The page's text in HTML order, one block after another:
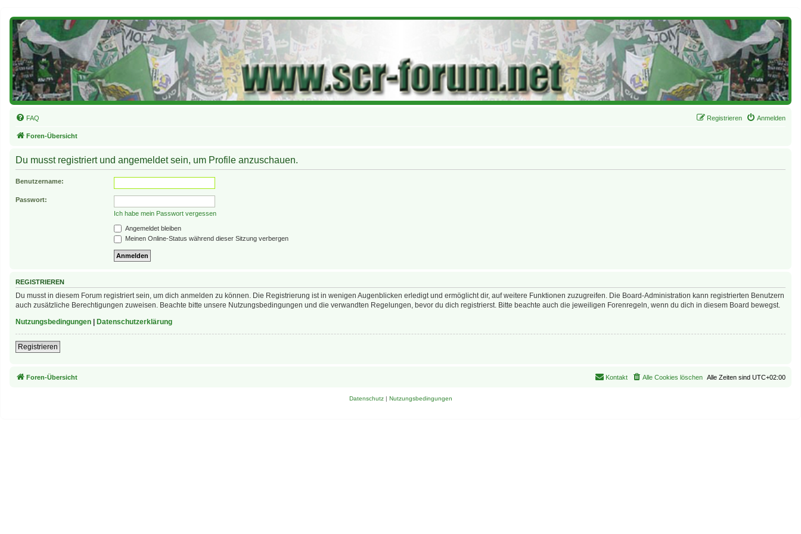
FAQ Anmelden
Registrieren
Foren-Übersicht
Du musst registriert und angemeldet sein, um Profile anzuschauen.
Benutzername:
Passwort:
Ich habe mein Passwort vergessen
Angemeldet bleiben
Meinen Online-Status während dieser Sitzung verbergen
REGISTRIEREN
Du musst in diesem Forum registriert sein, um dich anmelden zu können. Die Registrierung ist in wenigen Augenblicken erledigt und ermöglicht dir, auf weitere Funktionen zuzugreifen. Die Board-Administration kann registrierten Benutzern
auch zusätzliche Berechtigungen zuweisen. Beachte bitte unsere Nutzungsbedingungen und die verwandten Regelungen, bevor du dich registrierst. Bitte beachte auch die jeweiligen Forenregeln, wenn du dich in diesem Board bewegst.
Nutzungsbedingungen
Datenschutzerklärung
Registrieren
Foren-Übersicht Alle Zeiten sind UTC+02:00
Alle Cookies löschen
Kontakt
Datenschutz| Nutzungsbedingungen